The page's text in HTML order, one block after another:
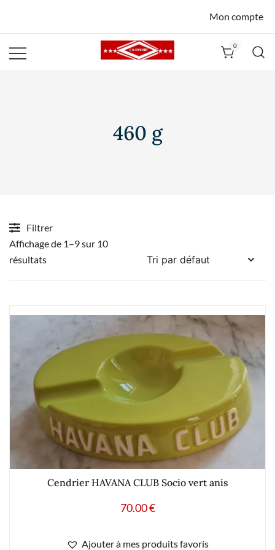
Mon compte
0
460 g
Filtrer
Affichage de 1–9 sur 10
résultats
Cendrier HAVANA CLUB Socio vert anis
70.00€
Ajouter à mes produits favoris